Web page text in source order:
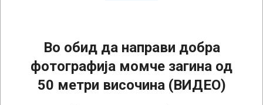
Во обид да направи добра
фотографија момче загина од
50 метри височина (ВИДЕО)